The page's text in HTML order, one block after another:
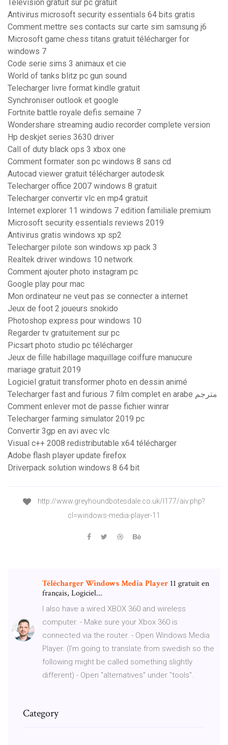
Television gratuit sur pc gratuit
Antivirus microsoft security essentials 64 bits gratis
Comment mettre ses contacts sur carte sim samsung j6
Microsoft game chess titans gratuit télécharger for
windows 7
Code serie sims 3 animaux et cie
World of tanks blitz pc gun sound
Telecharger livre format kindle gratuit
Synchroniser outlook et google
Fortnite battle royale defis semaine 7
Wondershare streaming audio recorder complete version
Hp deskjet series 3630 driver
Call of duty black ops 3 xbox one
Comment formater son pc windows 8 sans cd
Autocad viewer gratuit télécharger autodesk
Telecharger office 2007 windows 8 gratuit
Telecharger convertir vlc en mp4 gratuit
Internet explorer 11 windows 7 edition familiale premium
Microsoft security essentials reviews 2019
Antivirus gratis windows xp sp2
Telecharger pilote son windows xp pack 3
Realtek driver windows 10 network
Comment ajouter photo instagram pc
Google play pour mac
Mon ordinateur ne veut pas se connecter a internet
Jeux de foot 2 joueurs snokido
Photoshop express pour windows 10
Regarder tv gratuitement sur pc
Picsart photo studio pc télécharger
Jeux de fille habillage maquillage coiffure manucure
mariage gratuit 2019
Logiciel gratuit transformer photo en dessin animé
Telecharger fast and furious 7 film complet en arabe مترجم
Comment enlever mot de passe fichier winrar
Telecharger farming simulator 2019 pc
Convertir 3gp en avi avec vlc
Visual c++ 2008 redistributable x64 télécharger
Adobe flash player update firefox
Driverpack solution windows 8 64 bit
http://www.greyhoundbotesdale.co.uk/l177/aiv.php?
cl=windows-media-player-11
TéléchargerWindowsMedia Player 11 gratuit en
français, Logiciel...
I also have a wired XBOX 360 and wireless
computer. - Make sure your Xbox 360 is
connected via the router. - Open Windows Media
Player. (I'm going to translate from swedish so the
following might be called something slightly
different) - Open "alternatives" under "tools".
Category